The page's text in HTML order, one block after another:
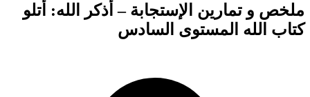
ملخص و تمارين الإستجابة – أذكر الله: أتلو
كتاب الله المستوى السادس